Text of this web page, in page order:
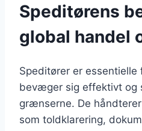
Speditørens
global handel
Speditører er
bevæger sig effektivt og
grænserne. De
som toldklarering,